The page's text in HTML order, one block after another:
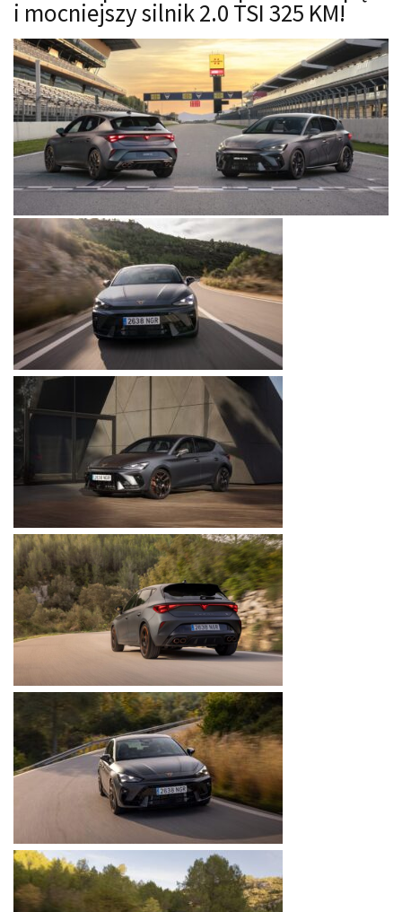
Oświetlenie
Kalkulatory
Przelicznik mocy
Auto z niemiec
Galerie
i mocniejszy silnik 2.0 TSI 325 KM!